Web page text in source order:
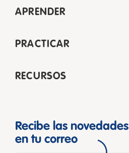
APRENDER
PRACTICAR
RECURSOS
Recibe las novedades
en tu correo